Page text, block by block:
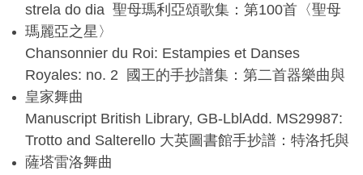
strela do dia 聖母瑪利亞頌歌集：第100首〈聖母
瑪麗亞之星〉
Chansonnier du Roi: Estampies et Danses
Royales: no. 2 國王的手抄譜集：第二首器樂曲與
皇家舞曲
Manuscript British Library, GB-LblAdd. MS29987:
Trotto and Salterello 大英圖書館手抄譜：特洛托與
薩塔雷洛舞曲